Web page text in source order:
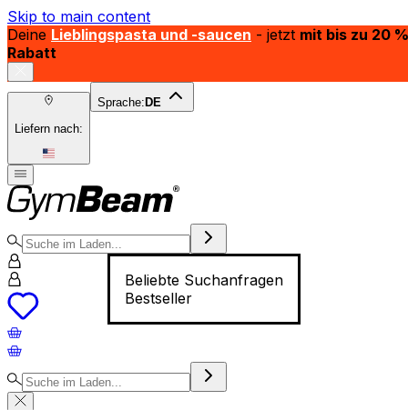
Skip to main content
Deine Lieblingspasta und -saucen - jetzt mit bis zu 20 %
Rabatt
Liefern nach:
Sprache: DE
Beliebte Suchanfragen
Bestseller